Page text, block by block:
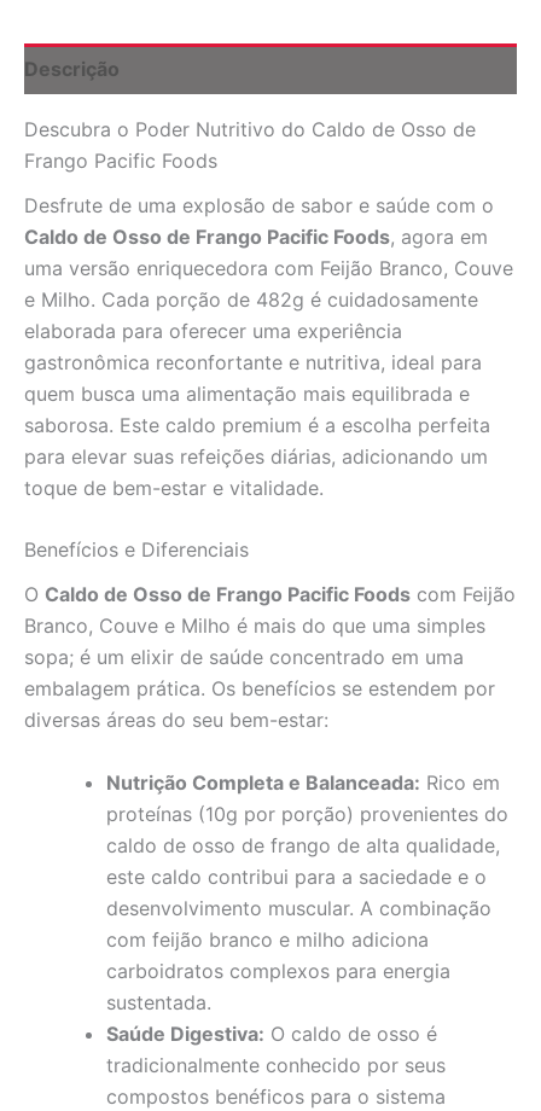
Branco,
Couve
Milho
-
quantidade
Descrição
Descubra o Poder Nutritivo do Caldo de Osso de
Frango Pacific Foods
Desfrute de uma explosão de sabor e saúde com o
Caldo de Osso de Frango Pacific Foods, agora em
uma versão enriquecedora com Feijão Branco, Couve
e Milho. Cada porção de 482g é cuidadosamente
elaborada para oferecer uma experiência
gastronômica reconfortante e nutritiva, ideal para
quem busca uma alimentação mais equilibrada e
saborosa. Este caldo premium é a escolha perfeita
para elevar suas refeições diárias, adicionando um
toque de bem-estar e vitalidade.
Benefícios e Diferenciais
O Caldo de Osso de Frango Pacific Foods com Feijão
Branco, Couve e Milho é mais do que uma simples
sopa; é um elixir de saúde concentrado em uma
embalagem prática. Os benefícios se estendem por
diversas áreas do seu bem-estar:
Nutrição Completa e Balanceada: Rico em
proteínas (10g por porção) provenientes do
caldo de osso de frango de alta qualidade,
este caldo contribui para a saciedade e o
desenvolvimento muscular. A combinação
com feijão branco e milho adiciona
carboidratos complexos para energia
sustentada.
Saúde Digestiva: O caldo de osso é
tradicionalmente conhecido por seus
compostos benéficos para o sistema